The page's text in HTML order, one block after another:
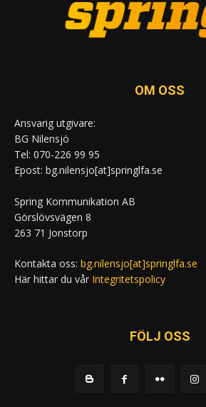
OM OSS
Ansvarig utgivare:
BG Nilensjö
Tel: 070-226 99 95
Epost: bg.nilensjo[at]springlfa.se
Spring Kommunikation AB
Görslövsvägen 8
263 71 Jonstorp
Kontakta oss: bg.nilensjo[at]springlfa.se
Här hittar du vår Integritetspolicy
FÖLJ OSS